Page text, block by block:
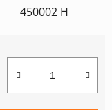
450002 H